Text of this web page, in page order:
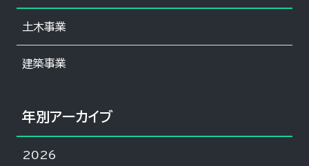
土木事業
建築事業
年別アーカイブ
2026